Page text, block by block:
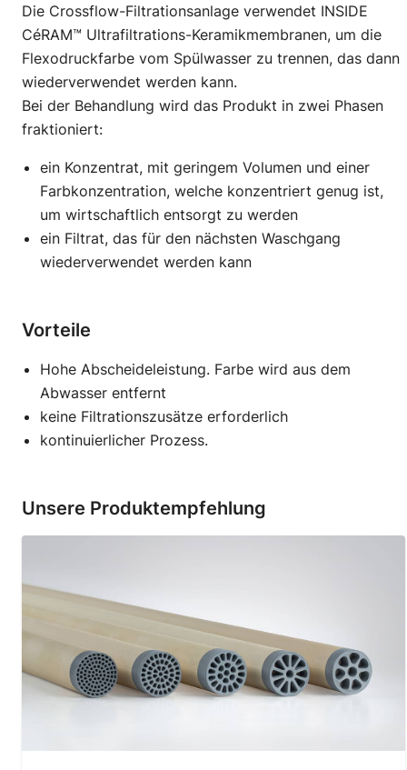
Die Crossflow-Filtrationsanlage verwendet INSIDE
CéRAM™ Ultrafiltrations-Keramikmembranen, um die
Flexodruckfarbe vom Spülwasser zu trennen, das dann
wiederverwendet werden kann.
Bei der Behandlung wird das Produkt in zwei Phasen
fraktioniert:
ein Konzentrat, mit geringem Volumen und einer
Farbkonzentration, welche konzentriert genug ist,
um wirtschaftlich entsorgt zu werden
ein Filtrat, das für den nächsten Waschgang
wiederverwendet werden kann
Vorteile
Hohe Abscheideleistung. Farbe wird aus dem
Abwasser entfernt
keine Filtrationszusätze erforderlich
kontinuierlicher Prozess.
Unsere Produktempfehlung